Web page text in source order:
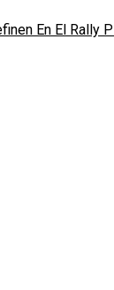
En El Rally